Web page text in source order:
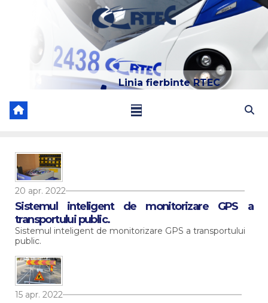
Linia fierbinte RTEC
20 apr. 2022
Sistemul inteligent de monitorizare GPS a
transportului public.
Sistemul inteligent de monitorizare GPS a transportului
public.
15 apr. 2022